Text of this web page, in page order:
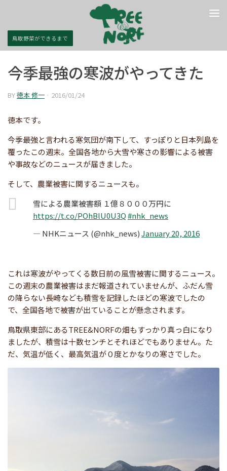
コンテンツへスキップ
鳥取野菜ができるまで
今季最強の寒波がやってきた
BY徳本 修一 · 2016/01/24
徳本です。
今季最強と言われる寒気団が南下して、すっぽりと日本列島を
覆ったこの週末。全国各地から大雪や寒さの影響による被害
や事故などのニュースが届きました。
そして、農業被害に関するニュースも。
雪による農業被害額 １億８０００万円に
https://t.co/POhBlU0U3Q#nhk_news
— NHKニュース (@nhk_news)January 20, 2016
これは寒波がやってくる数日前の風雪被害に関するニュース。
この週末の農業被害はまだ報道されていませんが、ふだん雪
の降らない長崎なども積雪を記録したほどの寒波でしたの
で、全国各地で被害が出ていることが懸念されます。
鳥取県東部にあるTREE&NORFの畑もすっかり真っ白になり
ましたが、積雪は十数センチとそれほどでもありません。た
だ、気温が低く、最高気温が０度とかなりの寒さでした。